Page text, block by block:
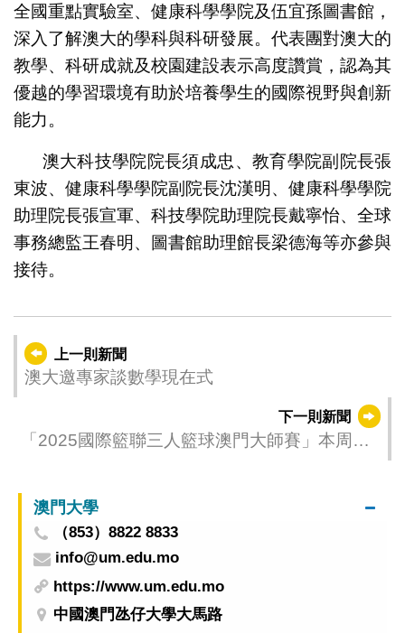
全國重點實驗室、健康科學學院及伍宜孫圖書館，
深入了解澳大的學科與科研發展。代表團對澳大的
教學、科研成就及校園建設表示高度讚賞，認為其
優越的學習環境有助於培養學生的國際視野與創新
能力。
澳大科技學院院長須成忠、教育學院副院長張
東波、健康科學學院副院長沈漢明、健康科學學院
助理院長張宣軍、科技學院助理院長戴寧怡、全球
事務總監王春明、圖書館助理館長梁德海等亦參與
接待。
上一則新聞
澳大邀專家談數學現在式
下一則新聞
「2025國際籃聯三人籃球澳門大師賽」本周末
澳門大學
（853）8822 8833
info@um.edu.mo
https://www.um.edu.mo
中國澳門氹仔大學大馬路